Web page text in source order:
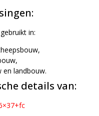
in:
en landbouw.
details van: